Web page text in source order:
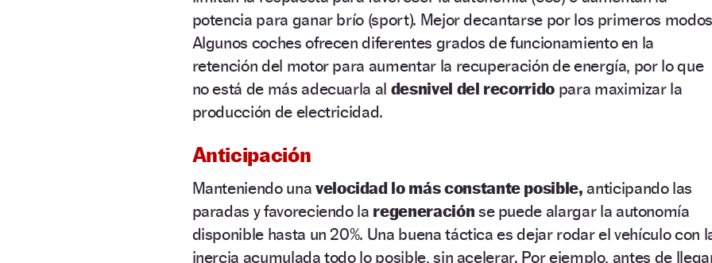
potencia para ganar brío (sport). Mejor decantarse por los primeros
Algunos coches ofrecen diferentes grados de funcionamiento en la
retención del motor para aumentar la recuperación de energía, por lo que
no está de más adecuarla al desnivel del recorrido para maximizar la
producción de electricidad.
Anticipación
Manteniendo una velocidad lo más constante posible, anticipando las
paradas y favoreciendo la regeneración se puede alargar la autonomía
disponible hasta un 20%. Una buena táctica es dejar rodar el vehículo con
inercia acumulada todo lo posible, sin acelerar. Por ejemplo, antes de